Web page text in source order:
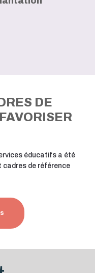
DE
éducatifs a été
cadres de référence